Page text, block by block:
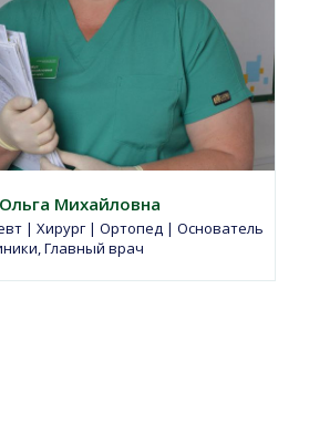
Михайловна
| Хирург | Ортопед | Основатель
Главный врач